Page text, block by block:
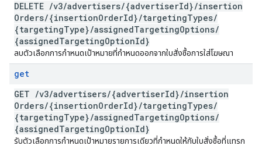
DELETE /v3/advertisers/{advertiserId}/insertion
Orders/{insertionOrderId}/targetingTypes/
{targetingType}/assignedTargetingOptions/
{assignedTargetingOptionId}
ลบตัวเลือกการกำหนดเป้าหมายที่กำหนดออกจากใบสั่งซื้อการใส่โฆษณา
get
GET /v3/advertisers/{advertiserId}/insertion
Orders/{insertionOrderId}/targetingTypes/
{targetingType}/assignedTargetingOptions/
{assignedTargetingOptionId}
รับตัวเลือกการกำหนดเป้าหมายรายการเดียวที่กำหนดให้กับใบสั่งซื้อที่แทรก